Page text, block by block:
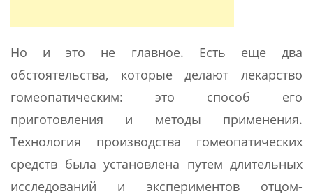
Но и это не главное. Есть еще два
обстоятельства, которые делают лекарство
гомеопатическим: это способ его
приготовления и методы применения.
Технология производства гомеопатических
средств была установлена путем длительных
исследований и экспериментов отцом-